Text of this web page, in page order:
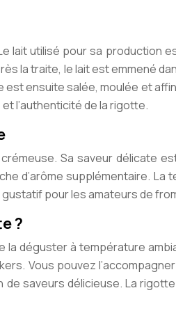
lait utilisé pour sa production
la traite, le lait est emmené
ensuite salée, moulée et
l’authenticité de la rigotte.
Sa saveur délicate
d’arôme supplémentaire. La
pour les amateurs de
?
la déguster à température
Vous pouvez
saveurs délicieuse. La